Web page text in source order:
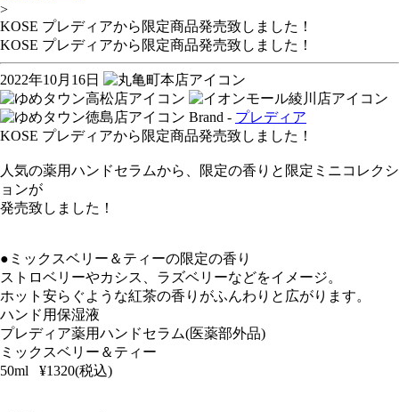
>
KOSE プレディアから限定商品発売致しました！
KOSE プレディアから限定商品発売致しました！
2022年10月16日
Brand - プレディア
KOSE プレディアから限定商品発売致しました！
人気の薬用ハンドセラムから、限定の香りと限定ミニコレクシ
ョンが
発売致しました！
●ミックスベリー＆ティーの限定の香り
ストロベリーやカシス、ラズベリーなどをイメージ。
ホット安らぐような紅茶の香りがふんわりと広がります。
ハンド用保湿液
プレディア薬用ハンドセラム(医薬部外品)
ミックスベリー＆ティー
50ml ¥1320(税込)